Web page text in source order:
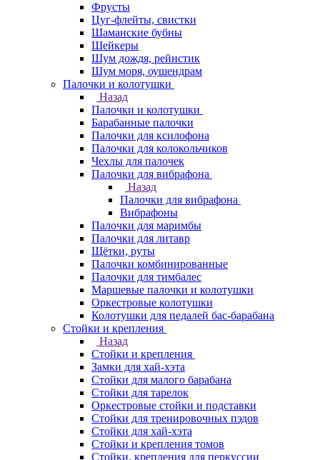
Фрусты
Цуг-флейты, свистки
Шаманские бубны
Шейкеры
Шум дождя, рейнстик
Шум моря, оушендрам
Палочки и колотушки
Назад
Палочки и колотушки
Барабанные палочки
Палочки для ксилофона
Палочки для колокольчиков
Чехлы для палочек
Палочки для вибрафона
Назад
Палочки для вибрафона
Вибрафоны
Палочки для маримбы
Палочки для литавр
Щётки, руты
Палочки комбинированные
Палочки для тимбалес
Маршевые палочки и колотушки
Оркестровые колотушки
Колотушки для педалей бас-барабана
Стойки и крепления
Назад
Стойки и крепления
Замки для хай-хэта
Стойки для малого барабана
Стойки для тарелок
Оркестровые стойки и подставки
Стойки для тренировочных пэдов
Стойки для хай-хэта
Стойки и крепления томов
Стойки, крепления для перкуссии